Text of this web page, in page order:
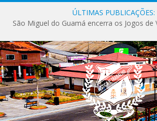
ÚLTIMAS PUBLICAÇÕES: